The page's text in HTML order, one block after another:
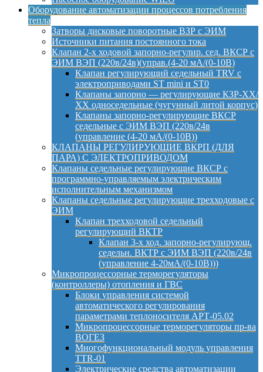
Оборудование автоматизации процессов потребления
тепла
Затворы дисковые поворотные ВЗР с ЭИМ
Источники питания постоянного тока
Клапан 2-х ходовой запорно-регулир. сед. ВКСР с
ЭИМ ВЭП (220в/24в)(управ.(4-20 мА/(0-10В)
Клапан регулирующий седельный TRV с
электроприводами ST mini и ST0
Клапаны запорно — регулирующие КЗР-ХХ/
ХХ односедельные (чугунный литой корпус)
Клапаны запорно-регулирующие ВКСР
седельные с ЭИМ ВЭП (220в/24в
(управление (4-20 мА/(0-10В))
КЛАПАНЫ РЕГУЛИРУЮЩИЕ ВКРП (ДЛЯ
ПАРА) С ЭЛЕКТРОПРИВОДОМ
Клапаны седельные регулирующие ВКСР с
программно-управляемым электрическим
исполнительным механизмом
Клапаны седельные регулирующие трехходовые с
ЭИМ
Клапан трехходовой седельный
регулирующий ВКТР
Клапан 3-х ход. запорно-регулирующ.
седельн. ВКТР с ЭИМ ВЭП (220в/24в
(управление 4-20мА/(0-10В)))
Микропроцессорные терморегуляторы
(контроллеры) отопления и ГВС
Блоки управления системой
автоматического регулирования
параметрами теплоносителя АРТ-05.02
Микропроцессорные терморегуляторы пр-ва
ВОГЕЗ
Многофункциональный модуль управления
TTR-01
Электрические средства автоматизации